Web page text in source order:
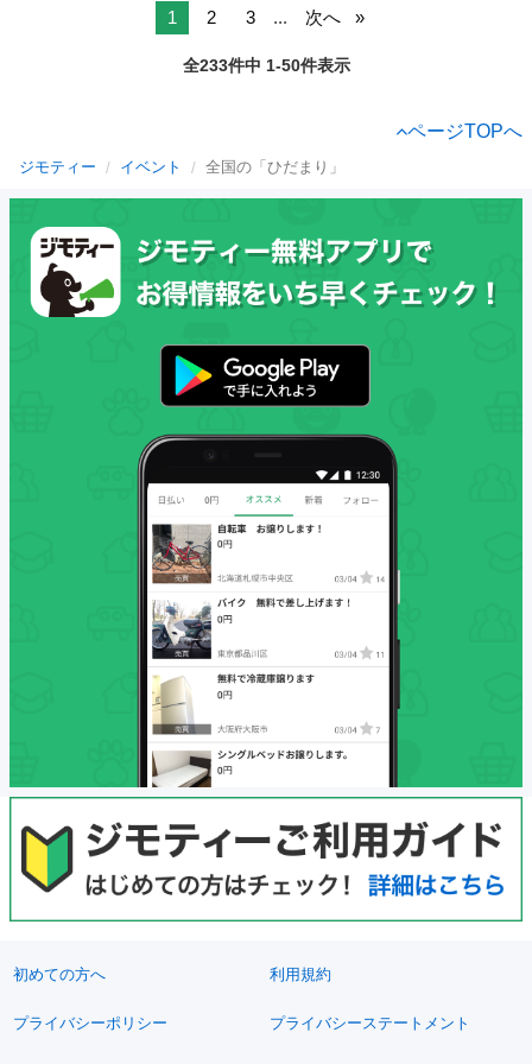
1 2 3 ... 次へ
全233件中 1-50件表示
ページTOPへ
ジモティー イベント 全国の「ひだまり」
初めての方へ 利用規約
プライバシーポリシー プライバシーステートメント